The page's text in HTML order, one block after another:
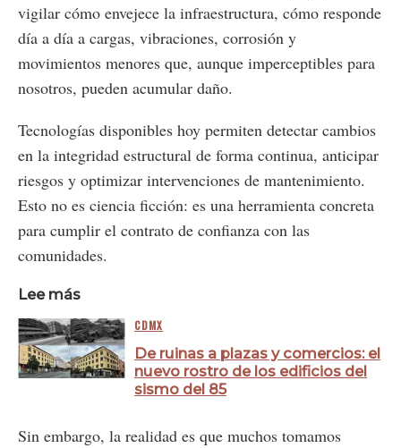
vigilar cómo envejece la infraestructura, cómo responde
día a día a cargas, vibraciones, corrosión y
movimientos menores que, aunque imperceptibles para
nosotros, pueden acumular daño.
Tecnologías disponibles hoy permiten detectar cambios
en la integridad estructural de forma continua, anticipar
riesgos y optimizar intervenciones de mantenimiento.
Esto no es ciencia ficción: es una herramienta concreta
para cumplir el contrato de confianza con las
comunidades.
Lee más
CDMX
De ruinas a plazas y comercios: el
nuevo rostro de los edificios del
sismo del 85
Sin embargo, la realidad es que muchos tomamos